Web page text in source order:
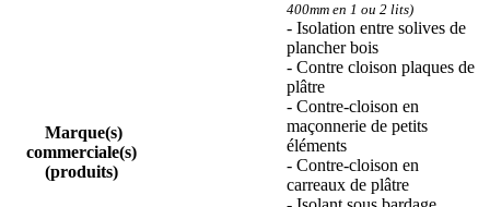
Marque(s)
commerciale(s)
(produits)
400mm en 1 ou 2 lits)
- Isolation entre solives de
plancher bois
- Contre cloison plaques de
plâtre
- Contre-cloison en
maçonnerie de petits
éléments
- Contre-cloison en
carreaux de plâtre